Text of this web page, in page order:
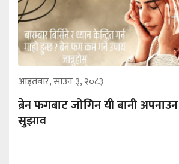
आइतबार, साउन ३, २०८३
ब्रेन फगबाट जोगिन यी बानी
सुझाव